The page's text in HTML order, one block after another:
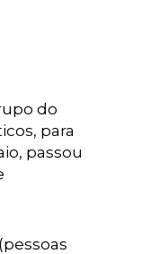
do
para
passou